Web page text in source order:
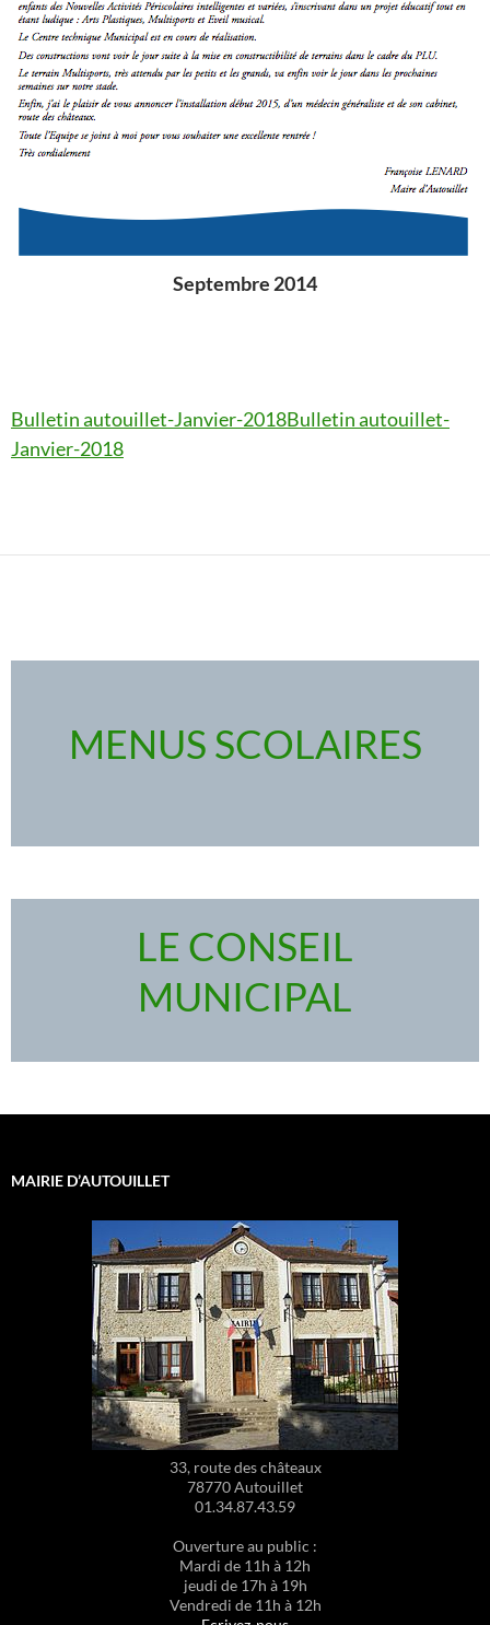
Septembre 2014
Bulletin autouillet-Janvier-2018Bulletin autouillet-
Janvier-2018
MENUS SCOLAIRES
LE CONSEIL
MUNICIPAL
MAIRIE D’AUTOUILLET
33, route des châteaux
78770 Autouillet
01.34.87.43.59
Ouverture au public :
Mardi de 11h à 12h
jeudi de 17h à 19h
Vendredi de 11h à 12h